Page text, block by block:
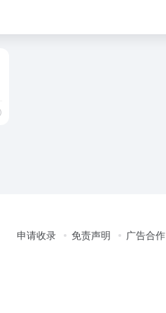
申请收录 免责声明 广告合作